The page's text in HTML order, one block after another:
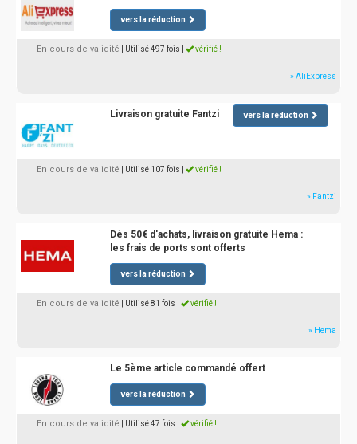
vers la réduction
En cours de validité | Utilisé 497 fois vérifié !
» AliExpress
Livraison gratuite Fantzi vers la réduction
En cours de validité | Utilisé 107 fois vérifié !
» Fantzi
Dès 50€ d'achats, livraison gratuite Hema :
les frais de ports sont offerts
vers la réduction
En cours de validité | Utilisé 81 fois vérifié !
» Hema
Le 5ème article commandé offert
vers la réduction
En cours de validité | Utilisé 47 fois vérifié !